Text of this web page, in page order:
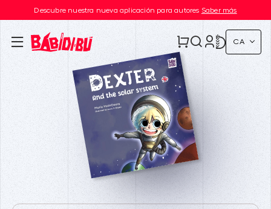
Descubre nuestra nueva aplicación para autores Saber más
CA